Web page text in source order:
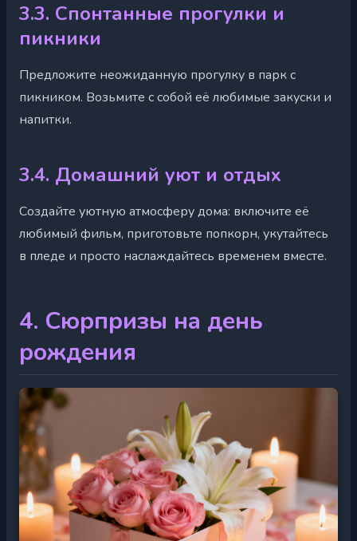
3.3. Спонтанные прогулки и
пикники
Предложите неожиданную прогулку в парк с
пикником. Возьмите с собой её любимые закуски и
напитки.
3.4. Домашний уют и отдых
Создайте уютную атмосферу дома: включите её
любимый фильм, приготовьте попкорн, укутайтесь
в пледе и просто наслаждайтесь временем вместе.
4. Сюрпризы на день
рождения